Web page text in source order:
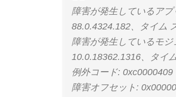
障害が発生しているア
88.0.4324.182、タイム
障害が発生しているモ
10.0.18362.1316、タイ
例外コード: 0xc0000409
障害オフセット: